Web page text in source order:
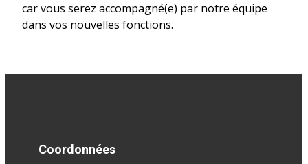
car vous serez accompagné(e) par notre équipe
dans vos nouvelles fonctions.
Coordonnées